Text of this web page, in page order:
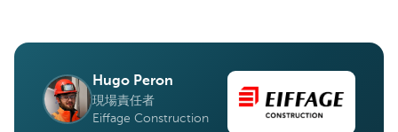
Hugo Peron
現場責任者
Eiffage Construction